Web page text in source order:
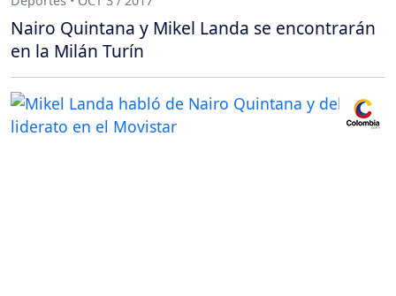
Nairo Quintana y Mikel Landa se encontrarán
en la Milán Turín